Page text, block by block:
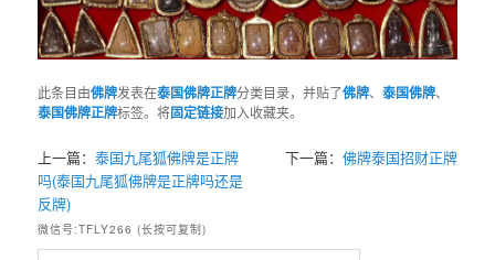
此条目由佛牌发表在泰国佛牌正牌分类目录，并贴了佛牌、泰国佛牌、
泰国佛牌正牌标签。将固定链接加入收藏夹。
上一篇：泰国九尾狐佛牌是正牌
吗(泰国九尾狐佛牌是正牌吗还是
反牌)
下一篇： 佛牌泰国招财正牌
微信号:TFLY266 (长按可复制)